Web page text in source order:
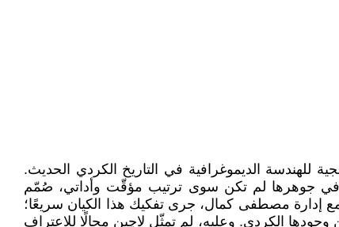
للهندسة الديموغرافية في التاريخ الكردي الحديث.
في جوهرها لم تكن سوى ترتيب مؤقّت وأداتي، صُمّم
مع إدارة مصطفى كمال، جرى تفكيك هذا الكيان سريعًا؛
الكردي. وعليه، لم تمثّل لاچين مجالًا للاعتراف